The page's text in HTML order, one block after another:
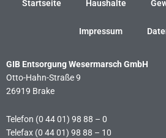
Startseite Haushalte
Impressum
GIB Entsorgung Wesermarsch GmbH
Otto-Hahn-Straße 9
26919 Brake
Telefon (0 44 01) 98 88 – 0
Telefax (0 44 01) 98 88 – 10